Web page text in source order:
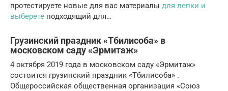
протестируете новые для вас материалы для лепки и
выберете подходящий для…
Грузинский праздник «Тбилисоба» в
московском саду «Эрмитаж»
4 октября 2019 года в московском саду «Эрмитаж»
состоится грузинский праздник «Тбилисоба» .
Общероссийская общественная организация «Союз